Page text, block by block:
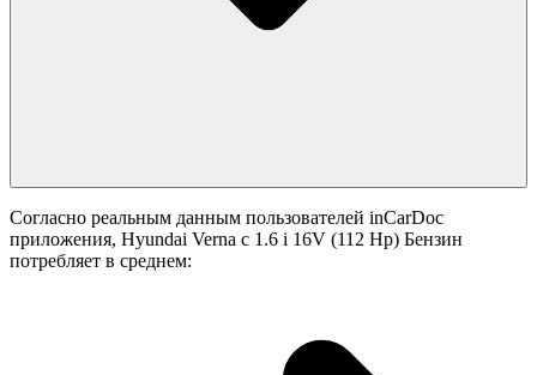
Согласно реальным данным пользователей inCarDoc
приложения, Hyundai Verna с 1.6 i 16V (112 Hp) Бензин
потребляет в среднем: